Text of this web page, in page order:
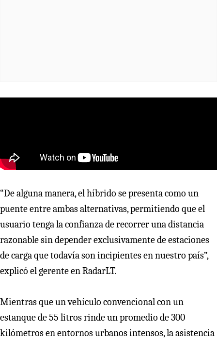
“De alguna manera, el híbrido se presenta como un
puente entre ambas alternativas, permitiendo que el
usuario tenga la confianza de recorrer una distancia
razonable sin depender exclusivamente de estaciones
de carga que todavía son incipientes en nuestro país”,
explicó el gerente en RadarLT.
Mientras que un vehículo convencional con un
estanque de 55 litros rinde un promedio de 300
kilómetros en entornos urbanos intensos, la asistencia